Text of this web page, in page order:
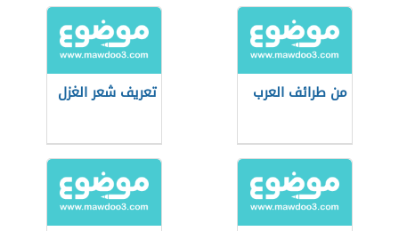
من طرائف العرب تعريف شعر الغزل